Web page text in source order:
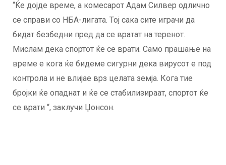
“Ќе дојде време, а комесарот Адам Силвер одлично
се справи со НБА-лигата. Тој сака сите играчи да
бидат безбедни пред да се вратат на теренот.
Мислам дека спортот ќе се врати. Само прашање на
време е кога ќе бидеме сигурни дека вирусот е под
контрола и не влијае врз целата земја. Кога тие
бројки ќе опаднат и ќе се стабилизираат, спортот ќе
се врати “, заклучи Џонсон.